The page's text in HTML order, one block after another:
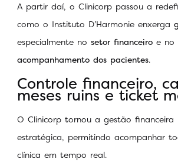
A partir daí, o Clinicorp passou a
como o Instituto D’Harmonie enxerga
especialmente no setor financeiro e no
acompanhamento dos pacientes.
Controle financeiro,
meses ruins e ticket
O Clinicorp tornou a gestão financeira
estratégica, permitindo acompanhar
clínica em tempo real.